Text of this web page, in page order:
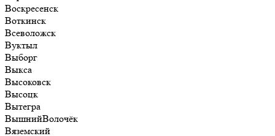
Воскресенск
Воткинск
Всеволожск
Вуктыл
Выборг
Выкса
Высоковск
Высоцк
Вытегра
ВышнийВолочёк
Вяземский